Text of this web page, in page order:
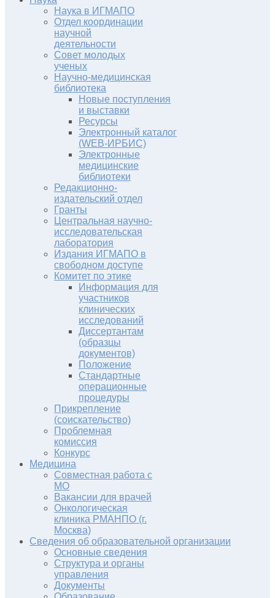
Наука в ИГМАПО
Отдел координации
научной
деятельности
Совет молодых
ученых
Научно-медицинская
библиотека
Новые поступления
и выставки
Ресурсы
Электронный каталог
(WEB-ИРБИС)
Электронные
медицинские
библиотеки
Редакционно-
издательский отдел
Гранты
Центральная научно-
исследовательская
лаборатория
Издания ИГМАПО в
свободном доступе
Комитет по этике
Информация для
участников
клинических
исследований
Диссертантам
(образцы
документов)
Положение
Стандартные
операционные
процедуры
Прикрепление
(соискательство)
Проблемная
комиссия
Конкурс
Медицина
Совместная работа с
МО
Вакансии для врачей
Онкологическая
клиника РМАНПО (г.
Москва)
Сведения об образовательной организации
Основные сведения
Структура и органы
управления
Документы